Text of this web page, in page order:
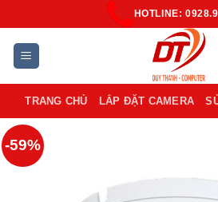
to
content
HOTLINE:
TRANG CHỦ LẮP ĐẶT CAMERA
-59%